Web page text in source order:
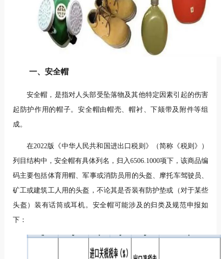
一、安全帽
安全帽，是指对人头部受坠落物及其他特定因素引起的伤害
起防护作用的帽子。安全帽由帽壳、帽衬、下颏带及附件等组
成。
在2022版《中华人民共和国进出口税则》（简称《税则》）
列目结构中，安全帽有具体列名，归入6506.1000项下，该商品编
码主要包括体育用帽、军事或消防员用的头盔、摩托车驾驶员、
矿工或建筑工人用的头盔，不论其是否装有防护垫或（对于某些
头盔）装有话筒或耳机。安全帽可能涉及的归类及规范申报如
下：